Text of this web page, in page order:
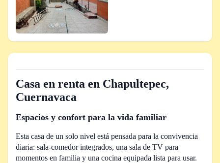
Casa en renta en Chapultepec,
Cuernavaca
Espacios y confort para la vida familiar
Esta casa de un solo nivel está pensada para la convivencia
diaria: sala-comedor integrados, una sala de TV para
momentos en familia y una cocina equipada lista para usar.